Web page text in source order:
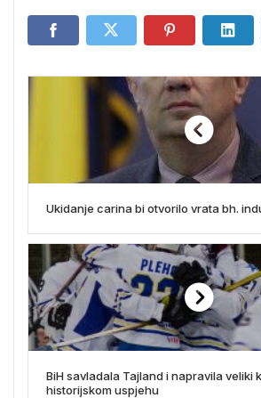
Ukidanje carina bi otvorilo vrata bh.
BiH savladala Tajland i napravila veliki
historijskom uspjehu